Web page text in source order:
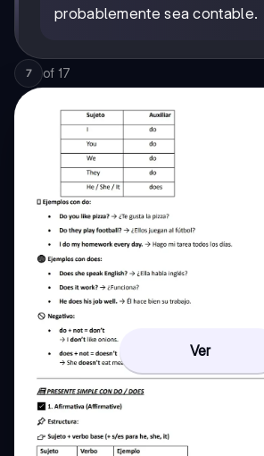
probablemente sea contable.
7 of 17
Ver